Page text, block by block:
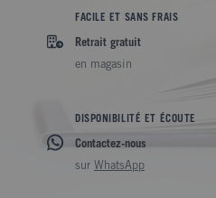
FACILE ET SANS FRAIS
Retrait gratuit
en magasin
DISPONIBILITÉ ET ÉCOUTE
Contactez-nous
sur WhatsApp